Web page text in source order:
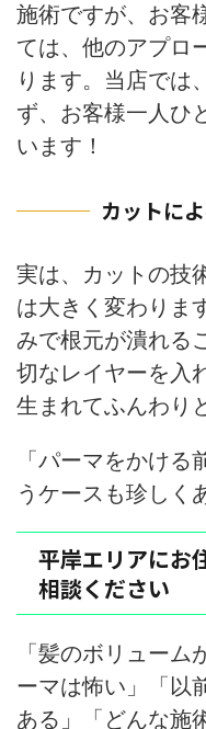
施術ですが、お客
ては、他のアプロ
ります。当店では
ず、お客様一人ひ
います！
カットに
実は、カットの技
は大きく変わりま
みで根元が潰れる
切なレイヤーを入
生まれてふんわり
「パーマをかけ
うケースも珍しく
平岸エリアにお
相談ください
「髪のボリュー
ーマは怖い」「以
ある」「どんな施